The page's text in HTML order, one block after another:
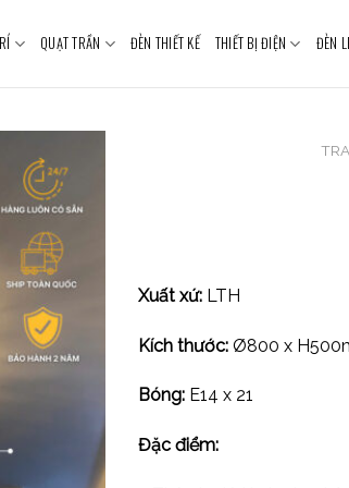
QUẠT TRẦN ĐÈN THIẾT KẾ THIẾT BỊ ĐIỆN ĐÈN
Xuất xứ: LTH
Kích thước: Ø800 x
Bóng: E14 x 21
Đặc điểm: